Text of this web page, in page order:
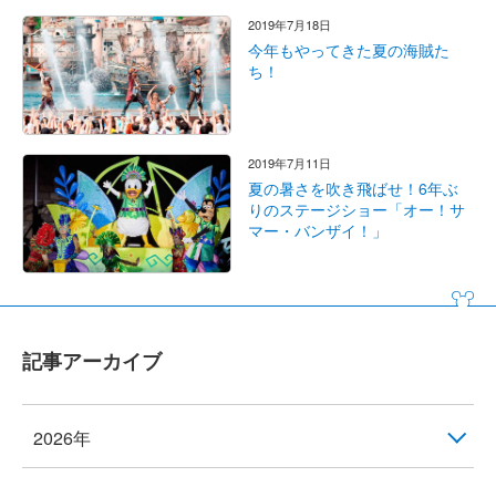
2019年7月18日
今年もやってきた夏の海賊た
ち！
2019年7月11日
夏の暑さを吹き飛ばせ！6年ぶ
りのステージショー「オー！サ
マー・バンザイ！」
記事アーカイブ
2026年